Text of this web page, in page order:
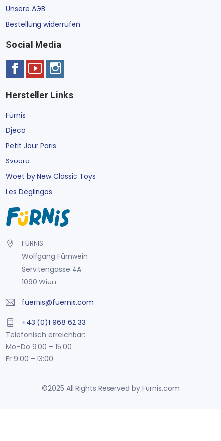
Unsere AGB
Bestellung widerrufen
Social Media
Hersteller Links
Fürnis
Djeco
Petit Jour Paris
Svoora
Woet by New Classic Toys
Les Deglingos
FÜRNIS
Wolfgang Fürnwein
Servitengasse 4A
1090 Wien
fuernis@fuernis.com
+43 (0)1 968 62 33
Telefonisch erreichbar:
Mo–Do 9:00 – 15:00
Fr 9:00 – 13:00
©2025 All Rights Reserved by Fürnis.com